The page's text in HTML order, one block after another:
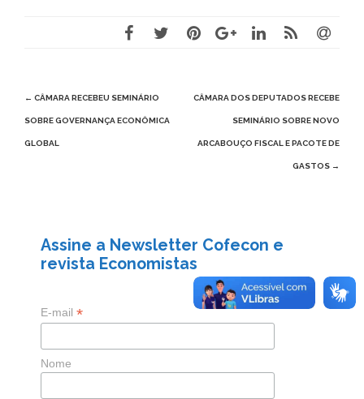
Post
navigation
← CÂMARA RECEBEU SEMINÁRIO
SOBRE GOVERNANÇA ECONÔMICA
GLOBAL
CÂMARA DOS DEPUTADOS RECEBE
SEMINÁRIO SOBRE NOVO
ARCABOUÇO FISCAL E PACOTE DE
GASTOS →
Assine a Newsletter Cofecon e
revista Economistas
*indicates required
E-mail *
Nome